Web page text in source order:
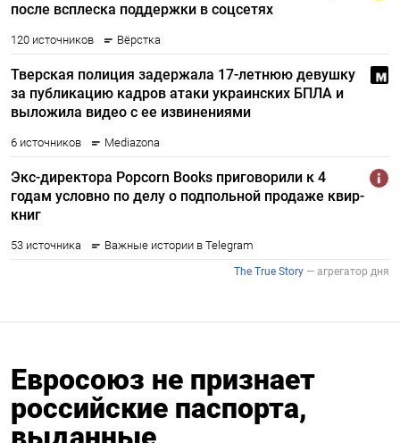
Евросоюз не признает
российские паспорта,